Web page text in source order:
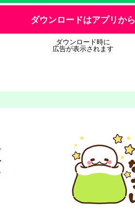
ダウンロードはアプリから
ダウンロード時に
広告が表示されます